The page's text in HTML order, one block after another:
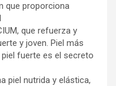
que proporciona
que refuerza y
y joven. Piel más
fuerte es el secreto
piel nutrida y elástica,